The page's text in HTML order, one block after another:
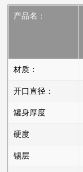
产品名：
材质：
开口直径：
罐身厚度
硬度
锡层